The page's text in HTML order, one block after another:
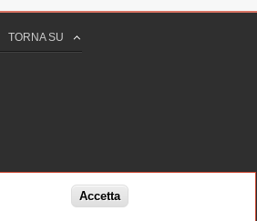
TORNA SU
Accetta